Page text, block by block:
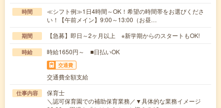
時間
≪シフト例≫1日4時間～OK！希望の時間帯をお選びくださ
い！【午前メイン】9:00～13:00（お昼…
期間 【急募】即日～2ヶ月以上 ※新学期からのスタートもOK!
時給 時給1650円～ ■日払いOK
交通費
交通費全額支給
仕事内容
保育士
＼認可保育園での補助保育業務／▼具体的な業務イメージ